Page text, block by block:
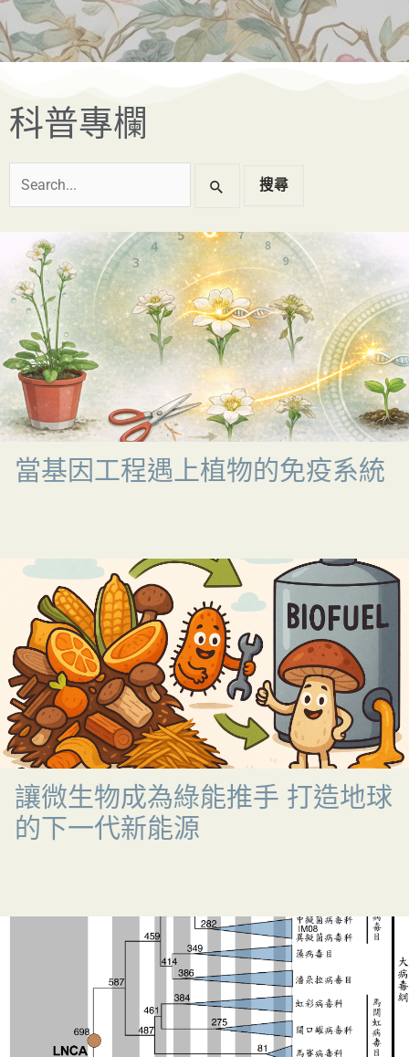
科普專欄
尋
字:
當基因工程遇上植物的免疫系統
讓微生物成為綠能推手 打造地球
的下一代新能源